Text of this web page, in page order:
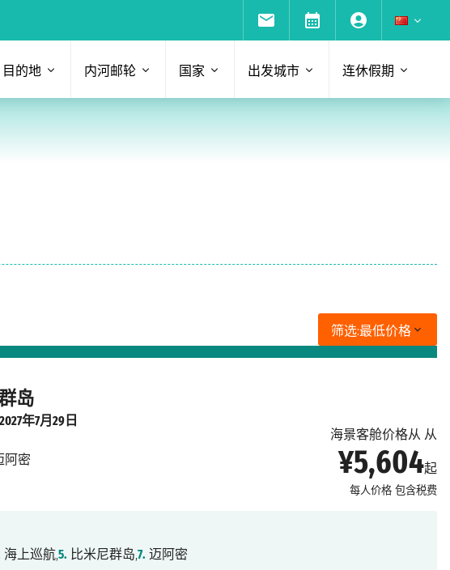
目的地 内河邮轮 国家 出发城市 连休假期
筛选:最低价格
岛
海景客舱价格从 从
¥5,604起
每人价格 包含税费
2027年7月29日
阿密
海上巡航,5. 比米尼群岛,7. 迈阿密